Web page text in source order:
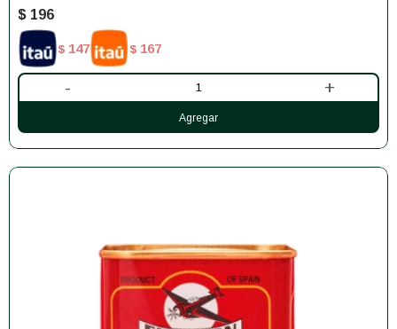
$ 196
$ 147 $ 167
- +